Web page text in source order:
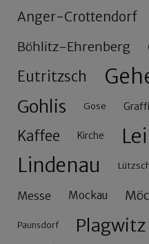
Anger-Crottendorf
Böhlitz-Ehrenberg
Eutritzsch
Gohlis Gose
Kaffee Kirche
Lindenau
Messe Mockau
Paunsdorf Plagwitz